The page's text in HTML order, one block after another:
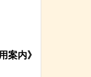
案内》